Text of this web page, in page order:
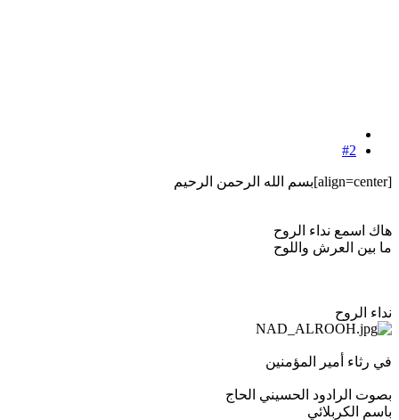
#2
[align=center]بسم الله الرحمن الرحيم
هاك اسمع نداء الروح
ما بين العرش واللوح
نداء الروح
في رثاء أمير المؤمنين
بصوت الرادود الحسيني الحاج
باسم الكربلائي